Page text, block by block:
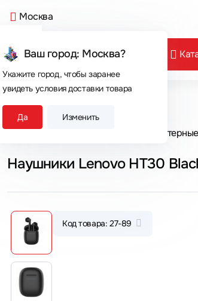
Москва
Ваш город: Москва?
Укажите город, чтобы заранее
увидеть условия доставки товара
Да Изменить
Сегодня покупают
Главная
Наушники Lenovo HT30
Код товара: 27-89